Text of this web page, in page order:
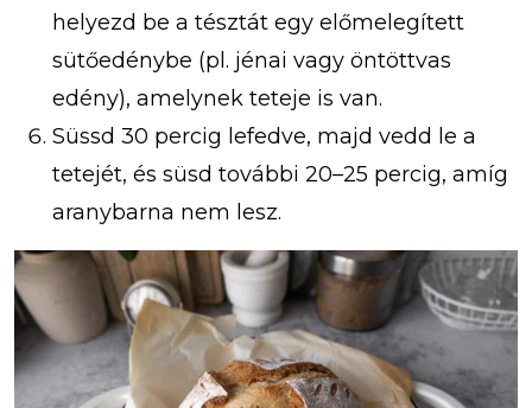
helyezd be a tésztát egy előmelegített
sütőedénybe (pl. jénai vagy öntöttvas
edény), amelynek teteje is van.
Süssd 30 percig lefedve, majd vedd le a
tetejét, és süsd további 20–25 percig, amíg
aranybarna nem lesz.